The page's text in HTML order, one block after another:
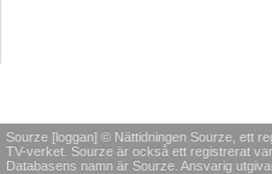
Sourze [loggan] © Nättidningen Sourze, ett
TV-verket. Sourze är också ett registrerat
Databasens namn är Sourze. Ansvarig